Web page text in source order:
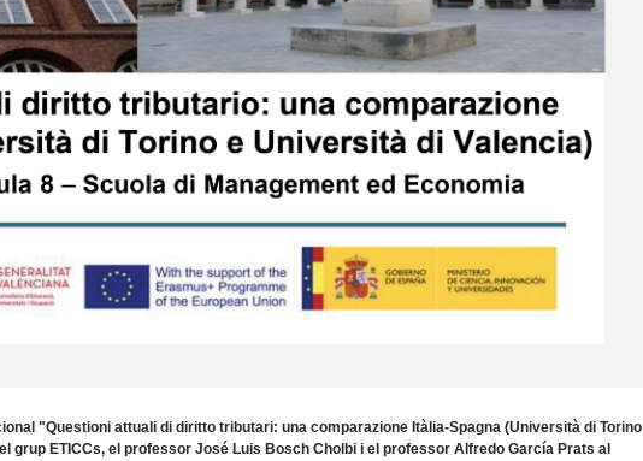
"Questioni attuali di diritto tributari: una comparazione Itàlia-Spagna (Università di Torino
grup ETICCs, el professor José Luis Bosch Cholbi i el professor Alfredo García Prats al